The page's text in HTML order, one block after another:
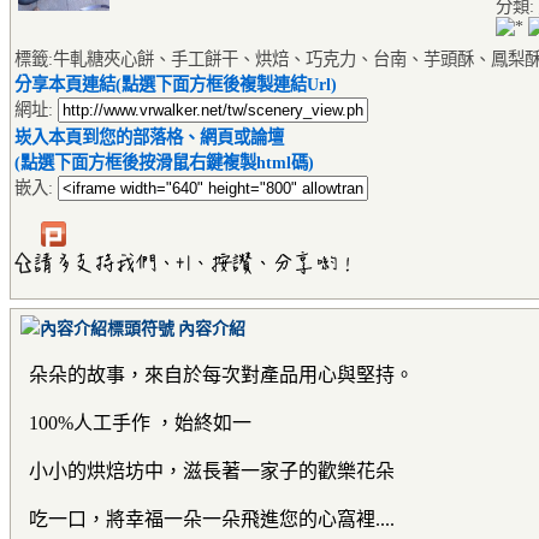
分類:
標籤:牛軋糖夾心餅、手工餅干、烘焙、巧克力、台南、芋頭酥、鳳梨
分享本頁連結(點選下面方框後複製連結Url)
網址:
崁入本頁到您的部落格、網頁或論壇
(點選下面方框後按滑鼠右鍵複製html碼)
嵌入:
內容介紹
朵朵的故事，來自於每次對產品用心與堅持。
100%人工手作 ，始終如一
小小的烘焙坊中，滋長著一家子的歡樂花朵
吃一口，將幸福一朵一朵飛進您的心窩裡....